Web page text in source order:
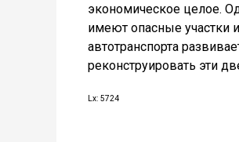
экономическое целое.
имеют опасные участки
автотранспорта
реконструировать эти
Lx: 5724